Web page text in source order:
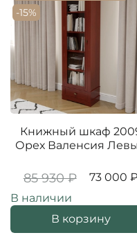
-15%
Книжный шкаф
Орех Валенсия
85 930 ₽
73 000 ₽
В наличии
В корзину